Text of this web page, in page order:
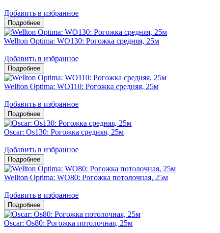
Добавить в избранное
Wellton Optima: WO130: Рогожка средняя, 25м
Добавить в избранное
Wellton Optima: WO110: Рогожка средняя, 25м
Добавить в избранное
Oscar: Os130: Рогожка средняя, 25м
Добавить в избранное
Wellton Optima: WO80: Рогожка потолочная, 25м
Добавить в избранное
Oscar: Os80: Рогожка потолочная, 25м